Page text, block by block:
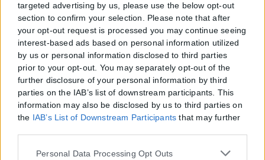
targeted advertising by us, please use the below opt-out
section to confirm your selection. Please note that after
your opt-out request is processed you may continue seeing
interest-based ads based on personal information utilized
by us or personal information disclosed to third parties
prior to your opt-out. You may separately opt-out of the
further disclosure of your personal information by third
parties on the IAB’s list of downstream participants. This
information may also be disclosed by us to third parties on
the IAB’s List of Downstream Participants that may further
Please note that this website/app uses one or more Google
Personal Data Processing Opt Outs